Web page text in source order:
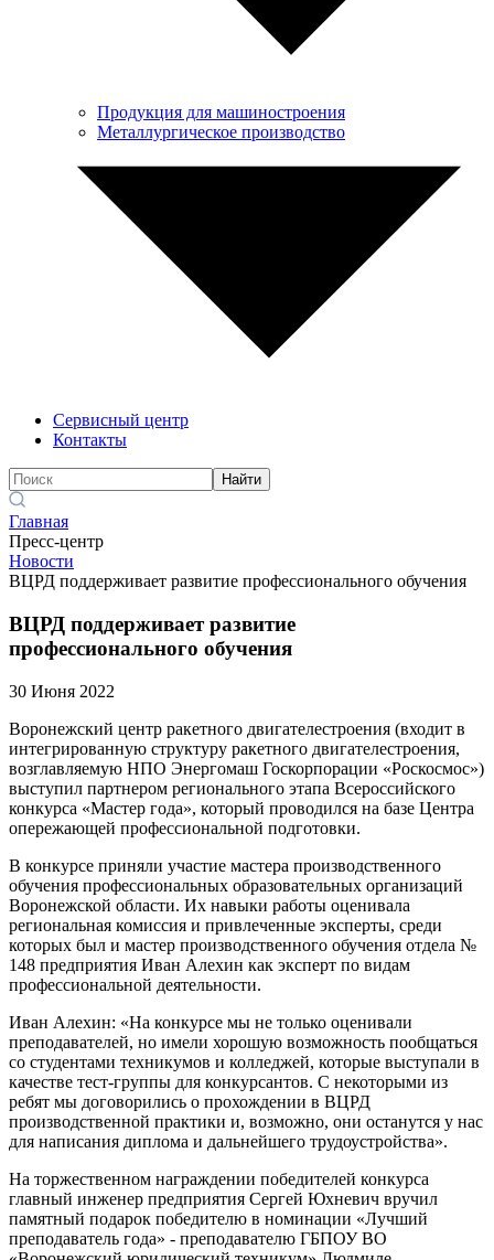
Продукция для машиностроения
Металлургическое производство
Сервисный центр
Контакты
Найти
Главная
Пресс-центр
Новости
ВЦРД поддерживает развитие профессионального обучения
ВЦРД поддерживает развитие
профессионального обучения
30 Июня 2022
Воронежский центр ракетного двигателестроения (входит в
интегрированную структуру ракетного двигателестроения,
возглавляемую НПО Энергомаш Госкорпорации «Роскосмос»)
выступил партнером регионального этапа Всероссийского
конкурса «Мастер года», который проводился на базе Центра
опережающей профессиональной подготовки.
В конкурсе приняли участие мастера производственного
обучения профессиональных образовательных организаций
Воронежской области. Их навыки работы оценивала
региональная комиссия и привлеченные эксперты, среди
которых был и мастер производственного обучения отдела №
148 предприятия Иван Алехин как эксперт по видам
профессиональной деятельности.
Иван Алехин: «На конкурсе мы не только оценивали
преподавателей, но имели хорошую возможность пообщаться
со студентами техникумов и колледжей, которые выступали в
качестве тест-группы для конкурсантов. С некоторыми из
ребят мы договорились о прохождении в ВЦРД
производственной практики и, возможно, они останутся у нас
для написания диплома и дальнейшего трудоустройства».
На торжественном награждении победителей конкурса
главный инженер предприятия Сергей Юхневич вручил
памятный подарок победителю в номинации «Лучший
преподаватель года» - преподавателю ГБПОУ ВО